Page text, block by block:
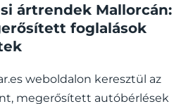
ártrendek Mallorcán:
foglalások
weboldalon keresztül az
megerősített autóbérlések